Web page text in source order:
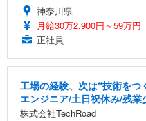
神奈川県
月給30万2,900円～59万円
正社員
工場の経験、次は“技術を
エンジニア/土日祝休み/残
株式会社TechRoad